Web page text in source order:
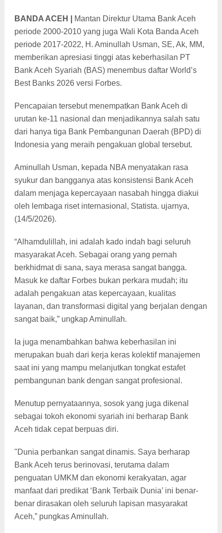
BANDA ACEH |
Mantan Direktur Utama Bank Aceh
periode 2000-2010 yang juga Wali Kota Banda Aceh
periode 2017-2022, H. Aminullah Usman, SE, Ak, MM,
memberikan apresiasi tinggi atas keberhasilan PT
Bank Aceh Syariah (BAS) menembus daftar World’s
Best Banks 2026 versi Forbes.
Pencapaian tersebut menempatkan Bank Aceh di
urutan ke-11 nasional dan menjadikannya salah satu
dari hanya tiga Bank Pembangunan Daerah (BPD) di
Indonesia yang meraih pengakuan global tersebut.
Aminullah Usman, kepada NBA menyatakan rasa
syukur dan bangganya atas konsistensi Bank Aceh
dalam menjaga kepercayaan nasabah hingga diakui
oleh lembaga riset internasional, Statista. ujarnya,
(14/5/2026).
“Alhamdulillah, ini adalah kado indah bagi seluruh
masyarakat Aceh. Sebagai orang yang pernah
berkhidmat di sana, saya merasa sangat bangga.
Masuk ke daftar Forbes bukan perkara mudah; itu
adalah pengakuan atas kepercayaan, kualitas
layanan, dan transformasi digital yang berjalan dengan
sangat baik,” ungkap Aminullah.
Ia juga menambahkan bahwa keberhasilan ini
merupakan buah dari kerja keras kolektif manajemen
saat ini yang mampu melanjutkan tongkat estafet
pembangunan bank dengan sangat profesional.
Menutup pernyataannya, sosok yang juga dikenal
sebagai tokoh ekonomi syariah ini berharap Bank
Aceh tidak cepat berpuas diri.
"Dunia perbankan sangat dinamis. Saya berharap
Bank Aceh terus berinovasi, terutama dalam
penguatan UMKM dan ekonomi kerakyatan, agar
manfaat dari predikat ‘Bank Terbaik Dunia’ ini benar-
benar dirasakan oleh seluruh lapisan masyarakat
Aceh,” pungkas Aminullah.